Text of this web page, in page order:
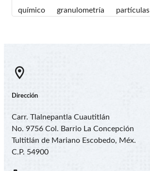
químico granulometría partículas
Dirección
Carr. Tlalnepantla Cuautitlán
No. 9756 Col. Barrio La Concepción
Tultitlán de Mariano Escobedo, Méx.
C.P. 54900